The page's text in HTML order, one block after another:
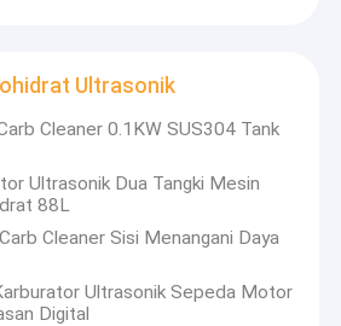
Ultrasonik
Cleaner 0.1KW SUS304 Tank
Ultrasonik Dua Tangki Mesin
88L
Cleaner Sisi Menangani Daya
Ultrasonik Sepeda Motor
Digital